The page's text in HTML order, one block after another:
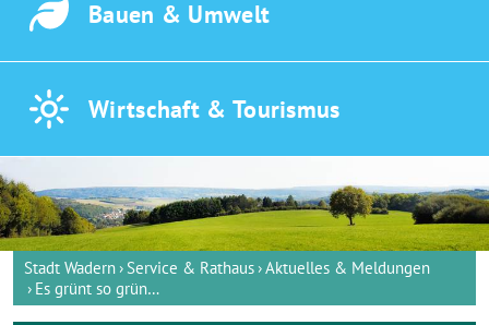
Bauen & Umwelt
Wirtschaft & Tourismus
Stadt Wadern Service & Rathaus Aktuelles & Meldungen
Es grünt so grün…